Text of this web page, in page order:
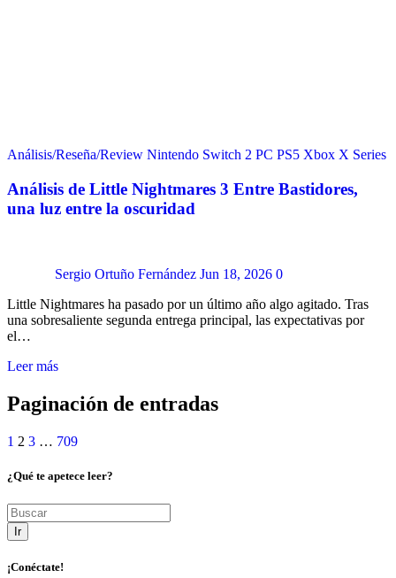
Análisis/Reseña/Review Nintendo Switch 2 PC PS5 Xbox X Series
Análisis de Little Nightmares 3 Entre Bastidores,
una luz entre la oscuridad
Sergio Ortuño Fernández Jun 18, 2026 0
Little Nightmares ha pasado por un último año algo agitado. Tras
una sobresaliente segunda entrega principal, las expectativas por
el…
Leer más
Paginación de entradas
1 2 3 … 709
¿Qué te apetece leer?
Ir
¡Conéctate!